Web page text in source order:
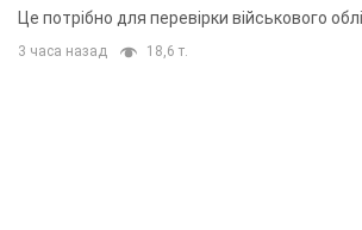
Це потрібно для перевірки військового
3 часа назад 18,6 т.